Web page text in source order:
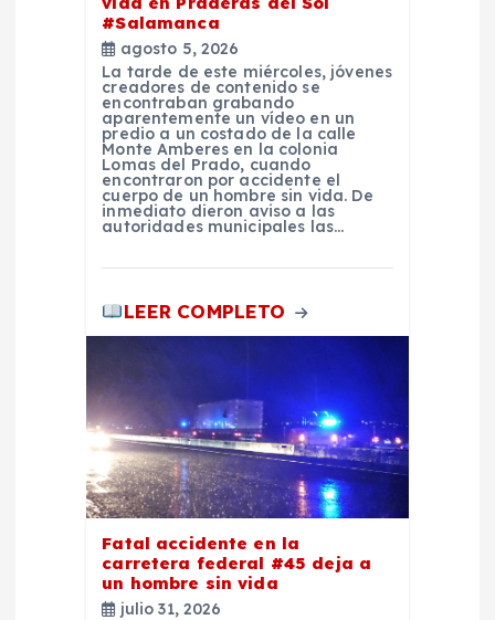
#Salamanca
agosto 5, 2026
La tarde de este miércoles, jóvenes
creadores de contenido se
encontraban grabando
aparentemente un vídeo en un
predio a un costado de la calle
Monte Amberes en la colonia
Lomas del Prado, cuando
encontraron por accidente el
cuerpo de un hombre sin vida. De
inmediato dieron aviso a las
autoridades municipales las…
LEER COMPLETO
Fatal accidente en la
carretera federal #45 deja a
un hombre sin vida
julio 31, 2026